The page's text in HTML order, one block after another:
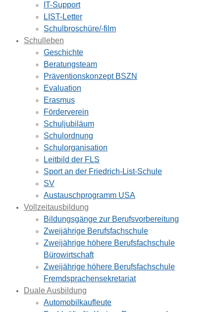
IT-Support
LIST-Letter
Schulbroschüre/-film
Schulleben
Geschichte
Beratungsteam
Präventionskonzept BSZN
Evaluation
Erasmus
Förderverein
Schuljubiläum
Schulordnung
Schulorganisation
Leitbild der FLS
Sport an der Friedrich-List-Schule
SV
Austauschprogramm USA
Vollzeitausbildung
Bildungsgänge zur Berufsvorbereitung
Zweijährige Berufsfachschule
Zweijährige höhere Berufsfachschule
Bürowirtschaft
Zweijährige höhere Berufsfachschule
Fremdsprachensekretariat
Duale Ausbildung
Automobilkaufleute